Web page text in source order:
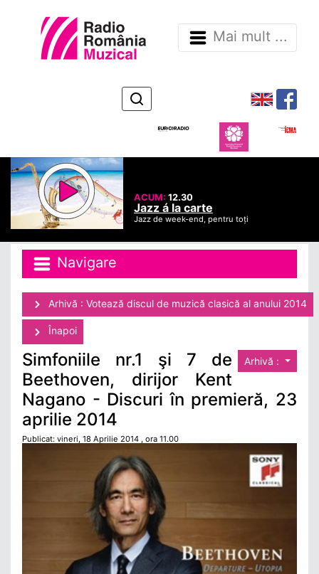
Mai mult ...
ACUM: 12.30
Jazz á la carte
Jazz de week-end, pentru toți
Navigare
Arhivă : Votează discul de muzică clasică al anului 2014
Înapoi
Arhivă :
Simfoniile nr.1 şi 7 de
Beethoven, dirijor Kent
Nagano - Discuri în premieră, 23
aprilie 2014
Publicat: vineri, 18 Aprilie 2014 , ora 11.00